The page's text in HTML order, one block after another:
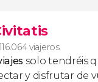
viajeros
solo tendréis
y disfrutar de